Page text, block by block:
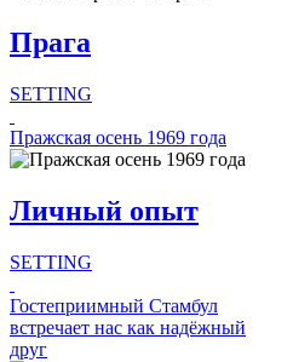
Фестивали
Музеи
Intro Items
Link Items
Show Image
Hide
Прага
SETTING
Intro Items
Show
Пражская осень 1969 года
Личный опыт
SETTING
Intro Items
Гостеприимный Стамбул
встречает нас как надёжный
друг